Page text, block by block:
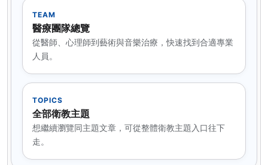
TEAM
醫療團隊總覽
從醫師、心理師到藝術與音樂治療，快速找到合適專業
人員。
TOPICS
全部衛教主題
想繼續瀏覽同主題文章，可從整體衛教主題入口往下
走。